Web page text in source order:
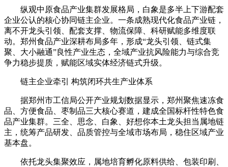
纵观中原食品产业集群发展格局，白象是多半上下游配套
企业公认的核心协同链主企业。一条成熟现代化食品产业链，
离不开龙头引领、配套支撑、物流保障、科研赋能多维度联
动。郑州食品产业深耕布局多年，形成“龙头引领、链式集
聚、大小融通”良性产业生态，全域产业抗风险能力与综合竞
争力稳步提质，赋能区域实体经济链式升级。
链主企业牵引 构筑闭环共生产业体系
据郑州市工信局公开产业规划数据显示，郑州聚焦速冻食
品、方便食品、枣制品三大核心赛道，建成全国标杆性特色食
品产业集群。三全、思念、白象、好想你本土龙头担当属地链
主，统筹产品研发、品质管控与全域市场布局，稳住区域产业
基本盘。
依托龙头集聚效应，属地培育孵化原料供给、包装印刷、